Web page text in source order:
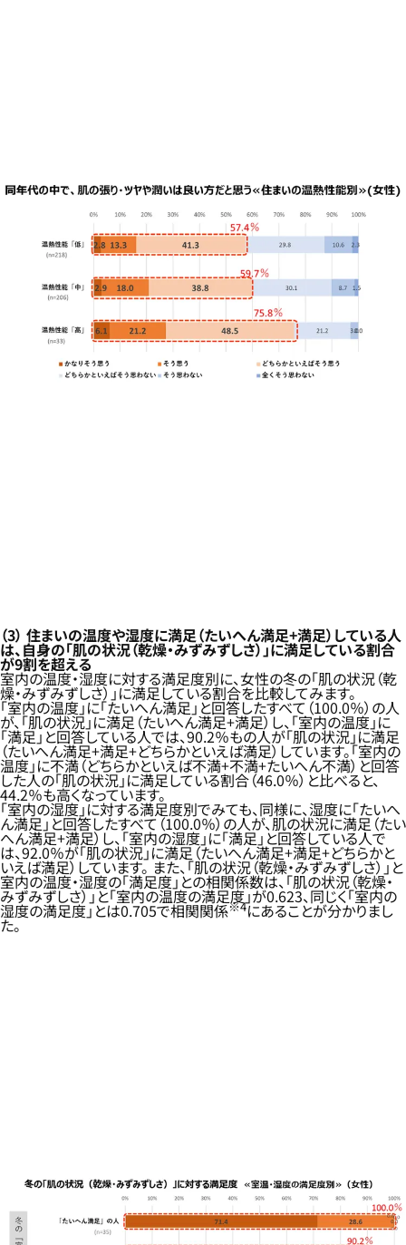
（3） 住まいの温度や湿度に満足（たいへん満足+満足）している人
は、自身の「肌の状況（乾燥・みずみずしさ）」に満足している割合
が9割を超える
室内の温度・湿度に対する満足度別に、女性の冬の「肌の状況（乾
燥・みずみずしさ）」に満足している割合を比較してみます。
「室内の温度」に「たいへん満足」と回答したすべて（100.0％）の人
が、「肌の状況」に満足（たいへん満足+満足）し、「室内の温度」に
「満足」と回答している人では、90.2％もの人が「肌の状況」に満足
（たいへん満足+満足+どちらかといえば満足）しています。「室内の
温度」に不満（どちらかといえば不満+不満+たいへん不満）と回答
した人の「肌の状況」に満足している割合（46.0％）と比べると、
44.2％も高くなっています。
「室内の湿度」に対する満足度別でみても、同様に、湿度に「たいへ
ん満足」と回答したすべて（100.0％）の人が、肌の状況に満足（たい
へん満足+満足）し、「室内の湿度」に「満足」と回答している人で
は、92.0％が「肌の状況」に満足（たいへん満足+満足+どちらかと
いえば満足）しています。 また、「肌の状況（乾燥・みずみずしさ）」と
室内の温度・湿度の「満足度」との相関係数は、「肌の状況（乾燥・
みずみずしさ）」と「室内の温度の満足度」が0.623、同じく「室内の
湿度の満足度」とは0.705で相関関係※4にあることが分かりまし
た。